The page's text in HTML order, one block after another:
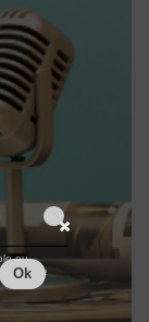
ou
la fin de
Ok